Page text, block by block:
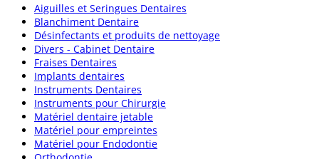
Aiguilles et Seringues Dentaires
Blanchiment Dentaire
Désinfectants et produits de nettoyage
Divers - Cabinet Dentaire
Fraises Dentaires
Implants dentaires
Instruments Dentaires
Instruments pour Chirurgie
Matériel dentaire jetable
Matériel pour empreintes
Matériel pour Endodontie